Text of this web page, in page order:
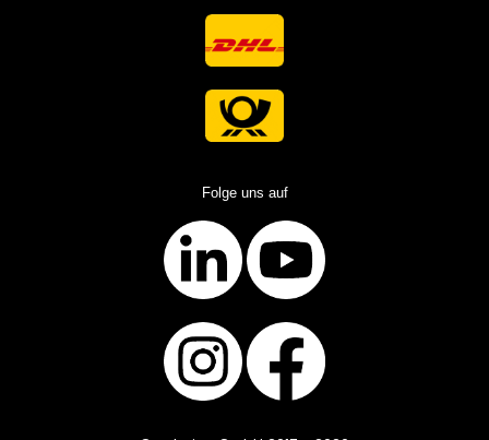
Folge uns auf